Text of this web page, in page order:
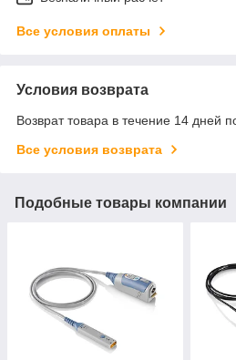
Все условия оплаты
Условия возврата
Возврат товара в течение 14 дней
Все условия возврата
Подобные товары компании